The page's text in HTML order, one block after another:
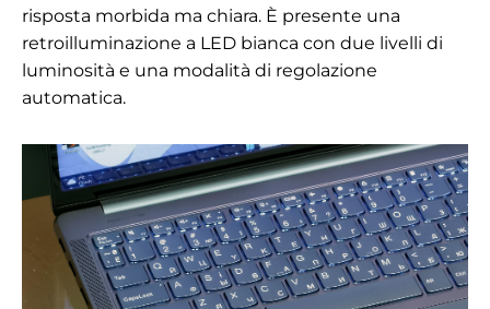
risposta morbida ma chiara. È presente una
retroilluminazione a LED bianca con due livelli di
luminosità e una modalità di regolazione
automatica.